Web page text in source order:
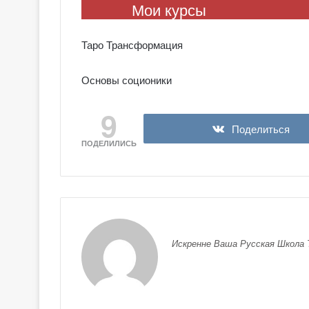
Мои курсы
Таро Трансформация
Основы соционики
9
ПОДЕЛИЛИСЬ
Поделиться
Искренне Ваша Русская Школа